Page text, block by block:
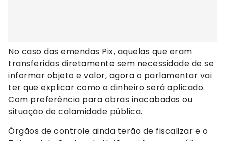
No caso das emendas Pix, aquelas que eram
transferidas diretamente sem necessidade de se
informar objeto e valor, agora o parlamentar vai
ter que explicar como o dinheiro será aplicado.
Com preferência para obras inacabadas ou
situação de calamidade pública.
Órgãos de controle ainda terão de fiscalizar e o